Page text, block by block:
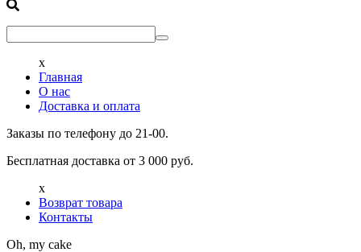
x
Главная
О нас
Доставка и оплата
Заказы по телефону до 21-00.
Бесплатная доставка от 3 000 руб.
x
Возврат товара
Контакты
Oh, my cake